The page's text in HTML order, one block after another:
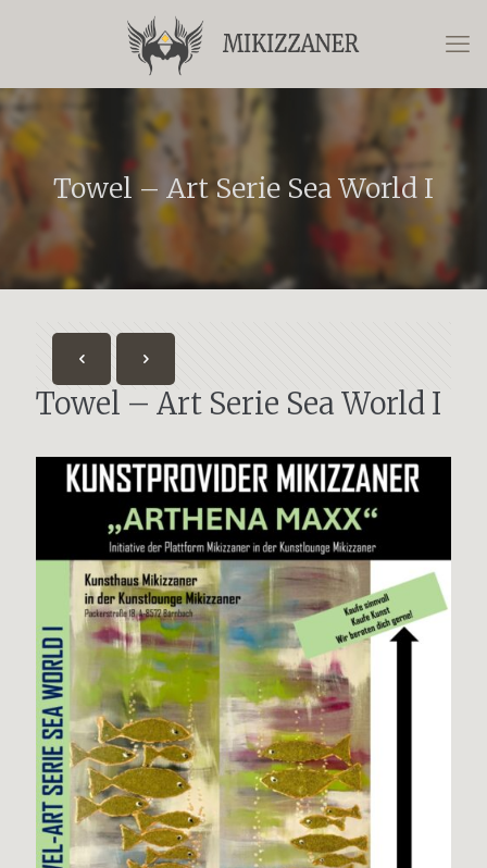
Towel – Art Serie Sea World I
Towel – Art Serie Sea World I